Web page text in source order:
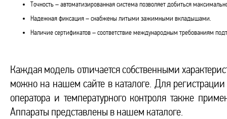
Точность – автоматизированная система позволяет добиться
Надежная фиксация – снабжены литыми зажимными вкладышами.
Наличие сертификатов – соответствие международным требованиям
Каждая модель отличается собственными
можно на нашем сайте в каталоге. Для
оператора и температурного контроля также
Аппараты представлены в нашем каталоге.